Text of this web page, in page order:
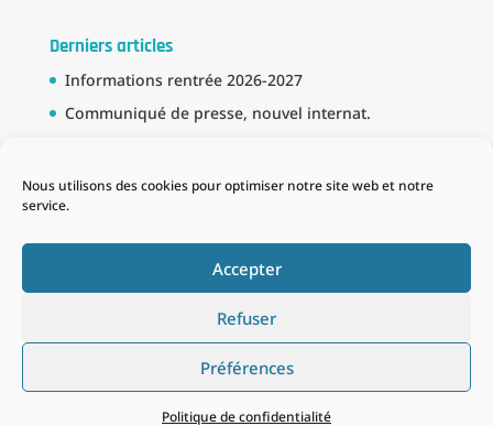
Nous utilisons des cookies pour optimiser notre site web et notre
service.
Accepter
Refuser
Préférences
Politique de confidentialité
Derniers articles
Informations rentrée 2026-2027
Communiqué de presse, nouvel internat.
Partenariat avec la Marine Nationale
Schema des formations
Tous droits réservés : ©Lycée Publique Maritime du
Guilvinec 2020 - Réalisation : ©Agence Sea to sea